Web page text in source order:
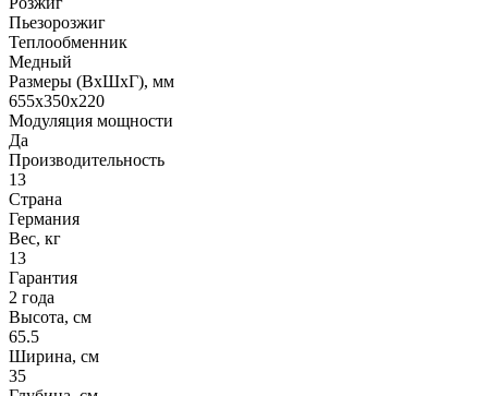
Пьезорозжиг
Теплообменник
Медный
Размеры (ВхШхГ), мм
655x350x220
Модуляция мощности
Да
Производительность
13
Страна
Германия
Вес, кг
13
Гарантия
2 года
Высота, см
65.5
Ширина, см
35